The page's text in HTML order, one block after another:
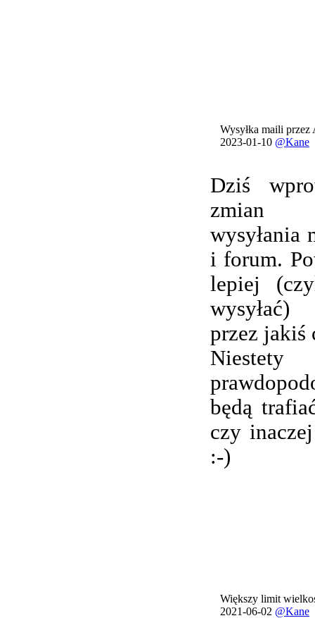
Wysyłka maili
2023-01-10 @Kane
Dziś
zmian
wysyłania
i forum.
lepiej
przez jakiś
będą
czy
:-)
Większy limit
2021-06-02 @Kane